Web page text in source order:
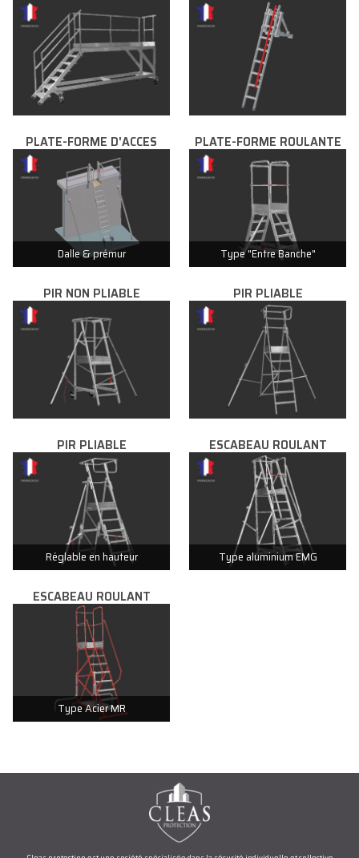
PLATE-FORME D'ACCES
Dalle & prémur
PLATE-FORME ROULANTE
Type "Entre Banche"
PIR NON PLIABLE PIR PLIABLE
PIR PLIABLE
Réglable en hauteur
ESCABEAU ROULANT
Type aluminium EMG
ESCABEAU ROULANT
Type Acier MR